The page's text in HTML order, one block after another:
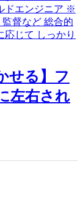
せる】フ
左右され